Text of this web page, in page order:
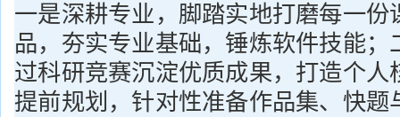
一是深耕专业，脚踏实地打磨每一份
品，夯实专业基础，锤炼软件技能；
过科研竞赛沉淀优质成果，打造个人
提前规划，针对性准备作品集、快题